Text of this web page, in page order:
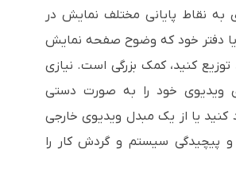
به نقاط پایانی مختلف نمایش در
دفتر خود که وضوح صفحه نمایش
توزیع کنید، کمک بزرگی است. نیازی
ویدیوی خود را به صورت دستی
کنید یا از یک مبدل ویدیوی خارجی
و پیچیدگی سیستم و گردش کار را